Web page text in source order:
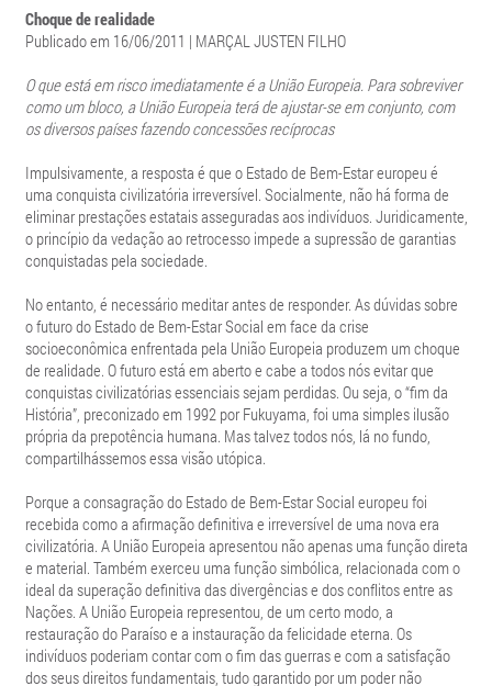
Choque de realidade
Publicado em 16/06/2011 | MARÇAL JUSTEN FILHO
O que está em risco imediatamente é a União Europeia. Para sobreviver
como um bloco, a União Europeia terá de ajustar-se em conjunto, com
os diversos países fazendo concessões recíprocas
Impulsivamente, a resposta é que o Estado de Bem-Estar europeu é
uma conquista civilizatória irreversível. Socialmente, não há forma de
eliminar prestações estatais asseguradas aos indivíduos. Juridicamente,
o princípio da vedação ao retrocesso impede a supressão de garantias
conquistadas pela sociedade.
No entanto, é necessário meditar antes de responder. As dúvidas sobre
o futuro do Estado de Bem-Estar Social em face da crise
socioeconômica enfrentada pela União Europeia produzem um choque
de realidade. O futuro está em aberto e cabe a todos nós evitar que
conquistas civilizatórias essenciais sejam perdidas. Ou seja, o “fim da
História”, preconizado em 1992 por Fukuyama, foi uma simples ilusão
própria da prepotência humana. Mas talvez todos nós, lá no fundo,
compartilhássemos essa visão utópica.
Porque a consagração do Estado de Bem-Estar Social europeu foi
recebida como a afirmação definitiva e irreversível de uma nova era
civilizatória. A União Europeia apresentou não apenas uma função direta
e material. Também exerceu uma função simbólica, relacionada com o
ideal da superação definitiva das divergências e dos conflitos entre as
Nações. A União Europeia representou, de um certo modo, a
restauração do Paraíso e a instauração da felicidade eterna. Os
indivíduos poderiam contar com o fim das guerras e com a satisfação
dos seus direitos fundamentais, tudo garantido por um poder não